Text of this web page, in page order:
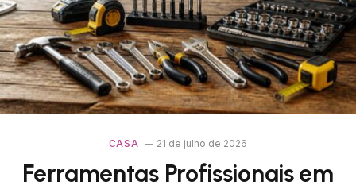
CASA 21 de julho de 2026
Ferramentas Profissionais em